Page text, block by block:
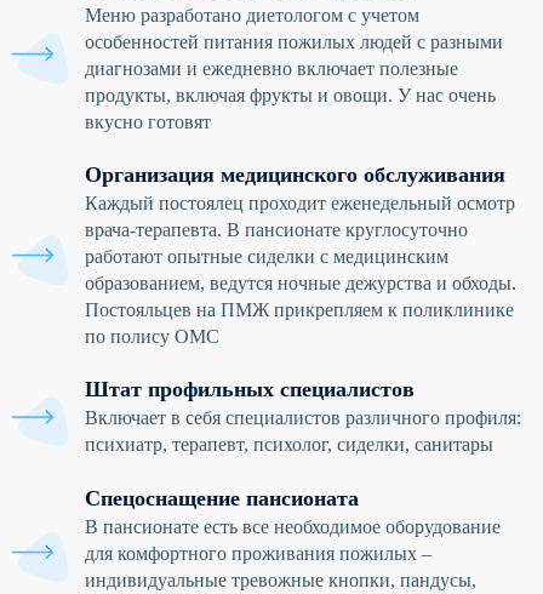
Меню разработано диетологом с учетом
особенностей питания пожилых людей с разными
диагнозами и ежедневно включает полезные
продукты, включая фрукты и овощи. У нас очень
вкусно готовят
Организация медицинского обслуживания
Каждый постоялец проходит еженедельный осмотр
врача-терапевта. В пансионате круглосуточно
работают опытные сиделки с медицинским
образованием, ведутся ночные дежурства и обходы.
Постояльцев на ПМЖ прикрепляем к поликлинике
по полису ОМС
Штат профильных специалистов
Включает в себя специалистов различного профиля:
психиатр, терапевт, психолог, сиделки, санитары
Спецоснащение пансионата
В пансионате есть все необходимое оборудование
для комфортного проживания пожилых –
индивидуальные тревожные кнопки, пандусы,